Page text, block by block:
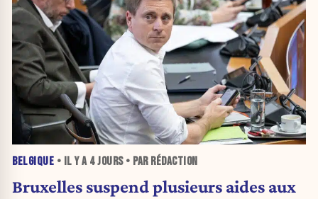
BELGIQUE • IL Y A 4 JOURS• PAR RÉDACTION
Bruxelles suspend plusieurs aides aux